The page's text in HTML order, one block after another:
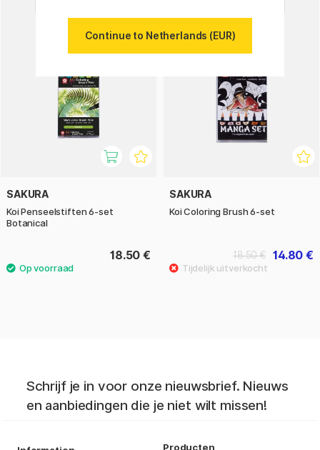
SAKURA
Koi Penseelstiften 6-set
Botanical
18.50 €
11%
SAKURA
Koi Coloring Brush 6-set
14.80 €
18.50 €
Schrijf je in voor onze nieuwsbrief. Nieuws
en aanbiedingen die je niet wilt missen!
Producten
Continue to Netherlands (EUR)